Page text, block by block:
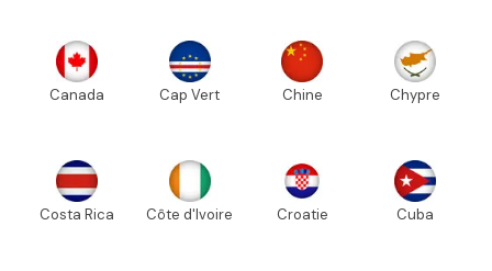
Canada Cap Vert Chine Chypre
Costa Rica Côte d'Ivoire Croatie Cuba